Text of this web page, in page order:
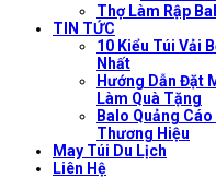
Thợ Làm Rập
TIN TỨC
10 Kiểu Túi Vải
Nhất
Hướng Dẫn Đặt
Làm Quà Tặng
Balo Quảng
Thương Hiệu
May Túi Du Lịch
Liên Hệ